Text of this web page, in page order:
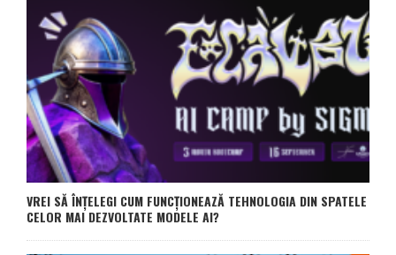
VREI SĂ ÎNȚELEGI CUM FUNCȚIONEAZĂ TEHNOLOGIA DIN SPATELE
CELOR MAI DEZVOLTATE MODELE AI?